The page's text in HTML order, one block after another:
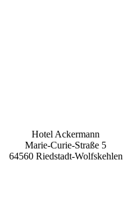
Hotel Ackermann
Marie-Curie-Straße 5
64560 Riedstadt-Wolfskehlen